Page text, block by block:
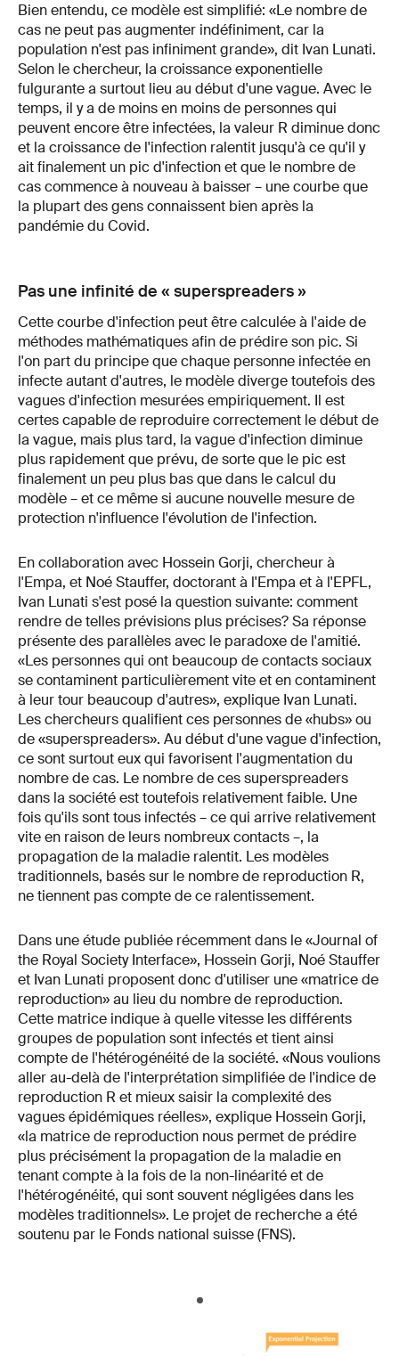
Bien entendu, ce modèle est simplifié: «Le nombre de
cas ne peut pas augmenter indéfiniment, car la
population n'est pas infiniment grande», dit Ivan Lunati.
Selon le chercheur, la croissance exponentielle
fulgurante a surtout lieu au début d'une vague. Avec le
temps, il y a de moins en moins de personnes qui
peuvent encore être infectées, la valeur R diminue donc
et la croissance de l'infection ralentit jusqu'à ce qu'il y
ait finalement un pic d'infection et que le nombre de
cas commence à nouveau à baisser – une courbe que
la plupart des gens connaissent bien après la
pandémie du Covid.
Pas une infinité de « superspreaders »
Cette courbe d'infection peut être calculée à l'aide de
méthodes mathématiques afin de prédire son pic. Si
l'on part du principe que chaque personne infectée en
infecte autant d'autres, le modèle diverge toutefois des
vagues d'infection mesurées empiriquement. Il est
certes capable de reproduire correctement le début de
la vague, mais plus tard, la vague d'infection diminue
plus rapidement que prévu, de sorte que le pic est
finalement un peu plus bas que dans le calcul du
modèle – et ce même si aucune nouvelle mesure de
protection n'influence l'évolution de l'infection.
En collaboration avec Hossein Gorji, chercheur à
l'Empa, et Noé Stauffer, doctorant à l'Empa et à l'EPFL,
Ivan Lunati s'est posé la question suivante: comment
rendre de telles prévisions plus précises? Sa réponse
présente des parallèles avec le paradoxe de l'amitié.
«Les personnes qui ont beaucoup de contacts sociaux
se contaminent particulièrement vite et en contaminent
à leur tour beaucoup d'autres», explique Ivan Lunati.
Les chercheurs qualifient ces personnes de «hubs» ou
de «superspreaders». Au début d'une vague d'infection,
ce sont surtout eux qui favorisent l'augmentation du
nombre de cas. Le nombre de ces superspreaders
dans la société est toutefois relativement faible. Une
fois qu'ils sont tous infectés – ce qui arrive relativement
vite en raison de leurs nombreux contacts –, la
propagation de la maladie ralentit. Les modèles
traditionnels, basés sur le nombre de reproduction R,
ne tiennent pas compte de ce ralentissement.
Dans une étude publiée récemment dans le «Journal of
the Royal Society Interface», Hossein Gorji, Noé Stauffer
et Ivan Lunati proposent donc d'utiliser une «matrice de
reproduction» au lieu du nombre de reproduction.
Cette matrice indique à quelle vitesse les différents
groupes de population sont infectés et tient ainsi
compte de l'hétérogénéité de la société. «Nous voulions
aller au-delà de l'interprétation simplifiée de l'indice de
reproduction R et mieux saisir la complexité des
vagues épidémiques réelles», explique Hossein Gorji,
«la matrice de reproduction nous permet de prédire
plus précisément la propagation de la maladie en
tenant compte à la fois de la non-linéarité et de
l'hétérogénéité, qui sont souvent négligées dans les
modèles traditionnels». Le projet de recherche a été
soutenu par le Fonds national suisse (FNS).